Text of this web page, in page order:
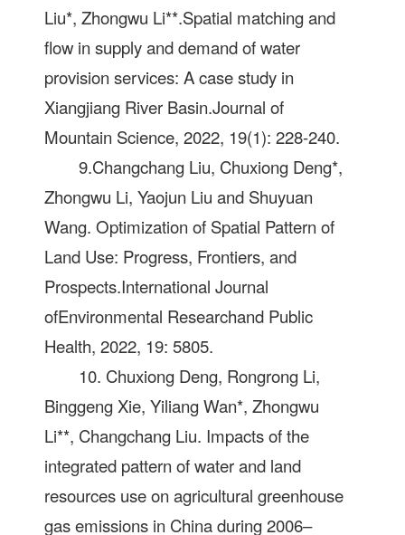
Liu*, Zhongwu Li**.Spatial matching and
flow in supply and demand of water
provision services: A case study in
Xiangjiang River Basin.Journal of
Mountain Science, 2022, 19(1): 228-240.
9.Changchang Liu, Chuxiong Deng*,
Zhongwu Li, Yaojun Liu and Shuyuan
Wang. Optimization of Spatial Pattern of
Land Use: Progress, Frontiers, and
Prospects.International Journal
ofEnvironmental Researchand Public
Health, 2022, 19: 5805.
10. Chuxiong Deng, Rongrong Li,
Binggeng Xie, Yiliang Wan*, Zhongwu
Li**, Changchang Liu. Impacts of the
integrated pattern of water and land
resources use on agricultural greenhouse
gas emissions in China during 2006–